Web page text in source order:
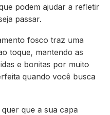
podem ajudar a refletir
passar.
fosco traz uma
toque, mantendo as
e bonitas por muito
quando você busca
que a sua capa